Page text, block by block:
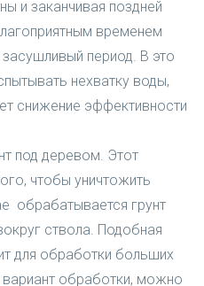
и заканчивая поздней
временем
засушливый период. В это
нехватку воды,
снижение эффективности
под деревом. Этот
чтобы уничтожить
обрабатывается грунт
ствола. Подобная
для обработки больших
вариант обработки, можно